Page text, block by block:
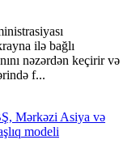
ilə bağlı
nəzərdən keçirir və
f...